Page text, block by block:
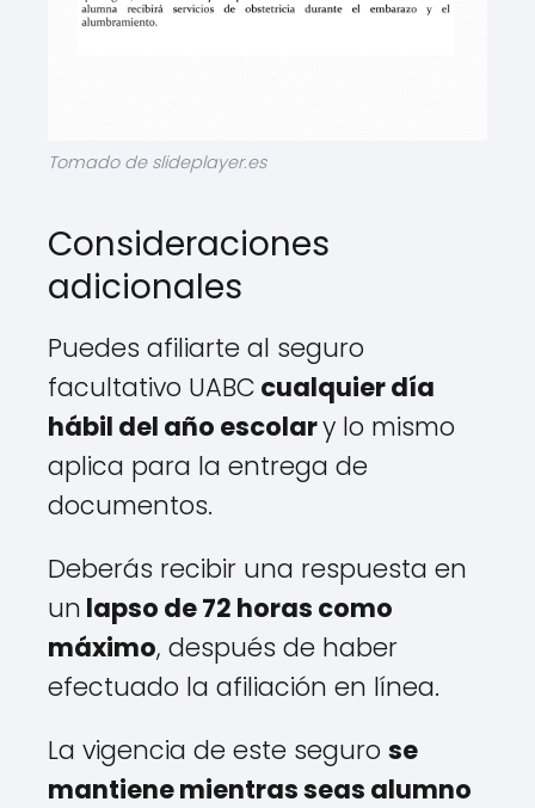
Tomado de slideplayer.es
Consideraciones
adicionales
Puedes afiliarte al seguro
facultativo UABC cualquier día
hábil del año escolary lo mismo
aplica para la entrega de
documentos.
Deberás recibir una respuesta en
un lapso de 72 horas como
máximo, después de haber
efectuado la afiliación en línea.
La vigencia de este seguro se
mantiene mientras seas alumno